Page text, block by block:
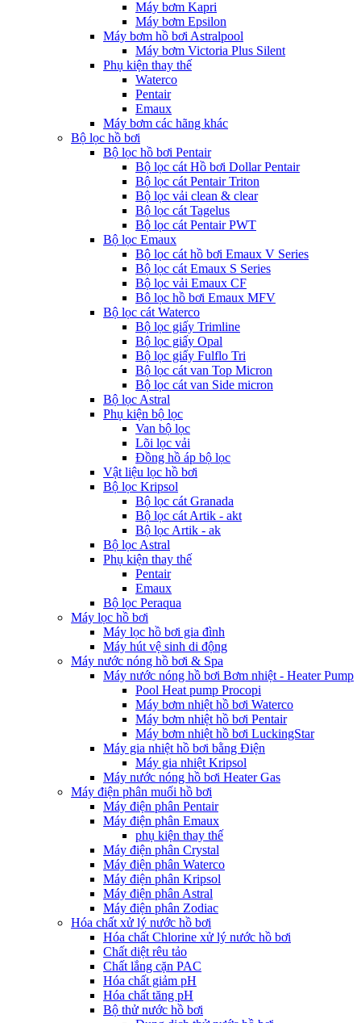
Máy bơm Kapri
Máy bơm Epsilon
Máy bơm hồ bơi Astralpool
Máy bơm Victoria Plus Silent
Phụ kiện thay thế
Waterco
Pentair
Emaux
Máy bơm các hãng khác
Bộ lọc hồ bơi
Bộ lọc hồ bơi Pentair
Bộ lọc cát Hồ bơi Dollar Pentair
Bộ lọc cát Pentair Triton
Bộ lọc vải clean & clear
Bộ lọc cát Tagelus
Bộ lọc cát Pentair PWT
Bộ lọc Emaux
Bộ lọc cát hồ bơi Emaux V Series
Bộ lọc cát Emaux S Series
Bộ lọc vải Emaux CF
Bô lọc hồ bơi Emaux MFV
Bộ lọc cát Waterco
Bộ lọc giấy Trimline
Bộ lọc giấy Opal
Bộ lọc giấy Fulflo Tri
Bộ lọc cát van Top Micron
Bộ lọc cát van Side micron
Bộ lọc Astral
Phụ kiện bộ lọc
Van bộ lọc
Lõi lọc vải
Đồng hồ áp bộ lọc
Vật liệu lọc hồ bơi
Bộ lọc Kripsol
Bộ lọc cát Granada
Bộ lọc cát Artik - akt
Bộ lọc Artik - ak
Bộ lọc Astral
Phụ kiện thay thế
Pentair
Emaux
Bộ lọc Peraqua
Máy lọc hồ bơi
Máy lọc hồ bơi gia đình
Máy hút vệ sinh di động
Máy nước nóng hồ bơi & Spa
Máy nước nóng hồ bơi Bơm nhiệt - Heater Pump
Pool Heat pump Procopi
Máy bơm nhiệt hồ bơi Waterco
Máy bơm nhiệt hồ bơi Pentair
Máy bơm nhiệt hồ bơi LuckingStar
Máy gia nhiệt hồ bơi bằng Điện
Máy gia nhiệt Kripsol
Máy nước nóng hồ bơi Heater Gas
Máy điện phân muối hồ bơi
Máy điện phân Pentair
Máy điện phân Emaux
phụ kiện thay thế
Máy điện phân Crystal
Máy điện phân Waterco
Máy điện phân Kripsol
Máy điện phân Astral
Máy điện phân Zodiac
Hóa chất xử lý nước hồ bơi
Hóa chất Chlorine xử lý nước hồ bơi
Chất diệt rêu tảo
Chất lắng cặn PAC
Hóa chất giảm pH
Hóa chất tăng pH
Bộ thử nước hồ bơi